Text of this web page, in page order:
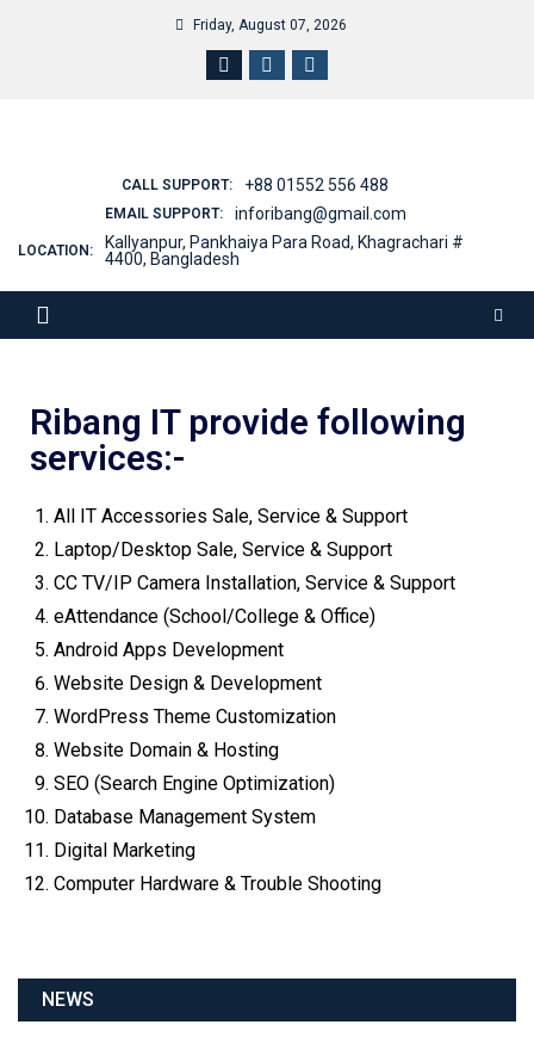
Friday, August 07, 2026
CALL SUPPORT: +88 01552 556 488
EMAIL SUPPORT: inforibang@gmail.com
LOCATION:
Kallyanpur, Pankhaiya Para Road, Khagrachari #
4400, Bangladesh
Ribang IT provide following
services:-
All IT Accessories Sale, Service & Support
Laptop/Desktop Sale, Service & Support
CC TV/IP Camera Installation, Service & Support
eAttendance (School/College & Office)
Android Apps Development
Website Design & Development
WordPress Theme Customization
Website Domain & Hosting
SEO (Search Engine Optimization)
Database Management System
Digital Marketing
Computer Hardware & Trouble Shooting
NEWS